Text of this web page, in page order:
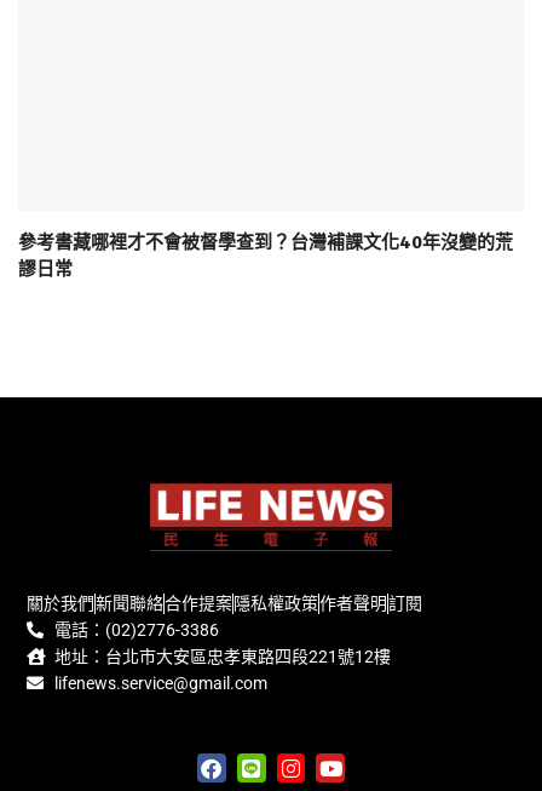
參考書藏哪裡才不會被督學查到？台灣補課文化40年沒變的荒
謬日常
關於我們新聞聯絡合作提案隱私權政策作者聲明訂閱
電話：(02)2776-3386
地址：台北市大安區忠孝東路四段221號12樓
lifenews.service@gmail.com